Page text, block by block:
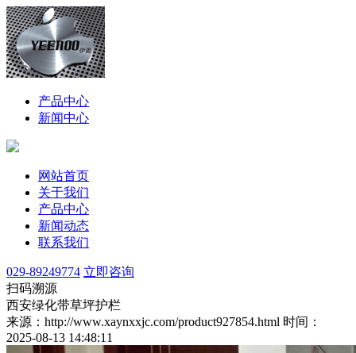
产品中心
新闻中心
网站首页
关于我们
产品中心
新闻动态
联系我们
029-89249774 立即咨询
扫码溯源
西安绿化带草坪护栏
来源：http://www.xaynxxjc.com/product927854.html 时间：
2025-08-13 14:48:11